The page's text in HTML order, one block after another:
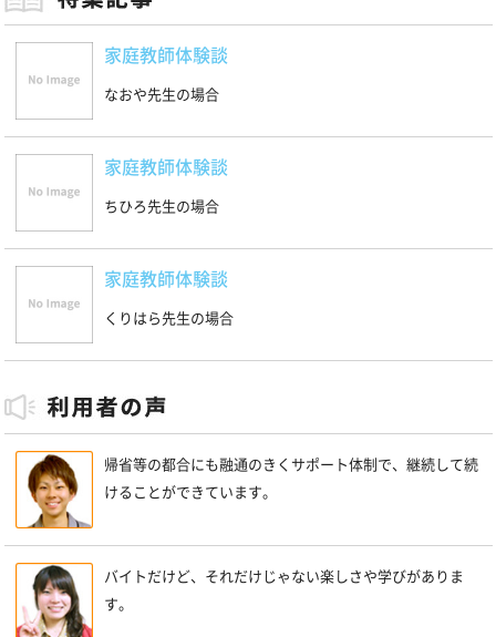
家庭教師体験談
なおや先生の場合
家庭教師体験談
ちひろ先生の場合
家庭教師体験談
くりはら先生の場合
帰省等の都合にも融通のきくサポート体制で、継続して続
けることができています。
バイトだけど、それだけじゃない楽しさや学びがありま
す。